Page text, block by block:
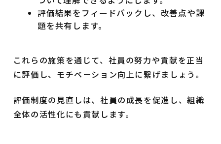
評価結果をフィードバックし、改善点や課
題を共有します。
これらの施策を通じて、社員の努力や貢献を正当
に評価し、モチベーション向上に繋げましょう。
評価制度の見直しは、社員の成長を促進し、組織
全体の活性化にも貢献します。